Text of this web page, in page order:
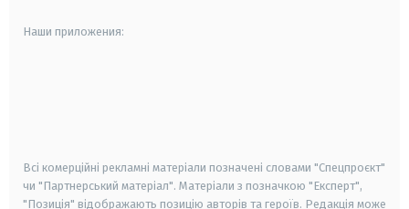
Наши приложения:
Всі комерційні рекламні матеріали позначені словами "Спецпроєкт"
чи "Партнерський матеріал". Матеріали з позначкою "Експерт",
"Позиція" відображають позицію авторів та героїв. Редакція може